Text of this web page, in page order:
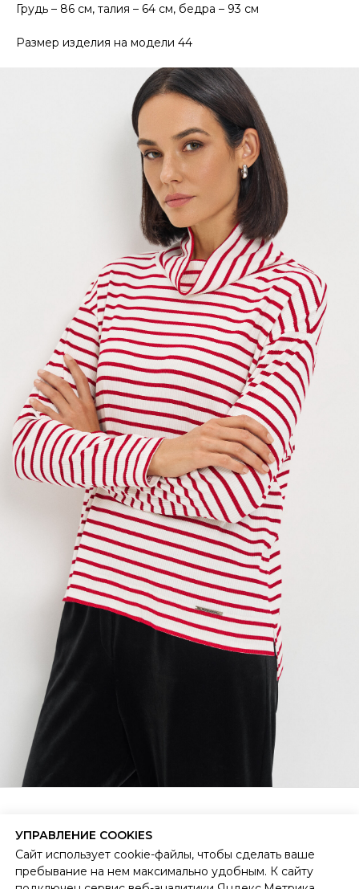
УПРАВЛЕНИЕ COOKIES
Сайт использует cookie-файлы, чтобы сделать ваше
пребывание на нем максимально удобным. К сайту
Грудь – 86 см, талия – 64 см, бедра – 93 см
Размер изделия на модели 44
О БРЕНДЕ
ПОКУПАТЕЛЯМ
БЫТЬ ТЕМ, КТО ТЫ ЕСТЬ.